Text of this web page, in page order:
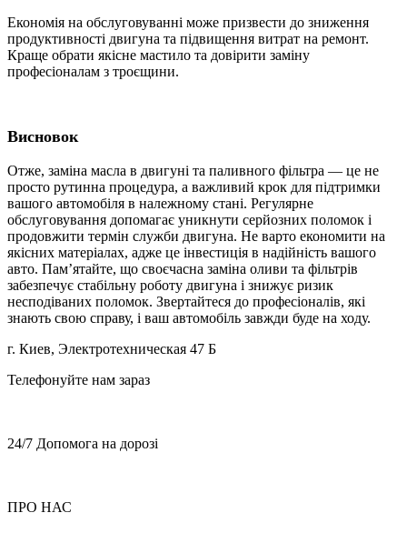
Економія на обслуговуванні може призвести до зниження
продуктивності двигуна та підвищення витрат на ремонт.
Краще обрати якісне мастило та довірити заміну
професіоналам з троєщини.
Висновок
Отже, заміна масла в двигуні та паливного фільтра — це не
просто рутинна процедура, а важливий крок для підтримки
вашого автомобіля в належному стані. Регулярне
обслуговування допомагає уникнути серйозних поломок і
продовжити термін служби двигуна. Не варто економити на
якісних матеріалах, адже це інвестиція в надійність вашого
авто. Пам’ятайте, що своєчасна заміна оливи та фільтрів
забезпечує стабільну роботу двигуна і знижує ризик
несподіваних поломок. Звертайтеся до професіоналів, які
знають свою справу, і ваш автомобіль завжди буде на ходу.
г. Киев, Электротехническая 47 Б
Телефонуйте нам зараз
24/7 Допомога на дорозі
ПРО НАС